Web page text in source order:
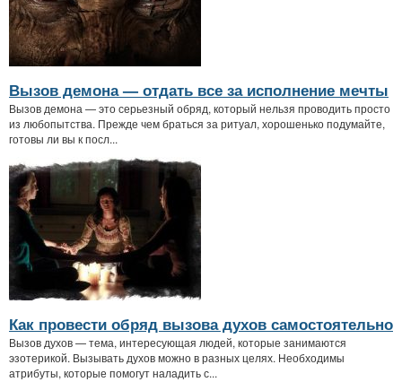
Вызов демона — отдать все за исполнение мечты
Вызов демона — это серьезный обряд, который нельзя проводить просто
из любопытства. Прежде чем браться за ритуал, хорошенько подумайте,
готовы ли вы к посл...
Как провести обряд вызова духов самостоятельно
Вызов духов — тема, интересующая людей, которые занимаются
эзотерикой. Вызывать духов можно в разных целях. Необходимы
атрибуты, которые помогут наладить с...